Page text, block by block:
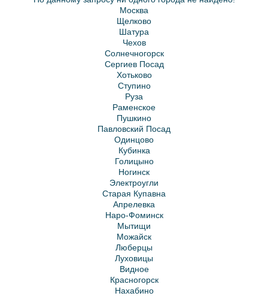
Москва
Щелково
Шатура
Чехов
Солнечногорск
Сергиев Посад
Хотьково
Ступино
Руза
Раменское
Пушкино
Павловский Посад
Одинцово
Кубинка
Голицыно
Ногинск
Электроугли
Старая Купавна
Апрелевка
Наро-Фоминск
Мытищи
Можайск
Люберцы
Луховицы
Видное
Красногорск
Нахабино